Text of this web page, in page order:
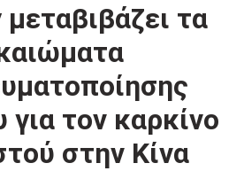
τα
τον καρκίνο
στην Κίνα